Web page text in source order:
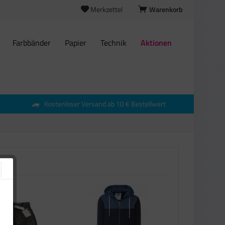
Warenkorb
Merkzettel
Farbbänder Papier Technik Aktionen
Kostenloser Versand ab 10 € Bestellwert